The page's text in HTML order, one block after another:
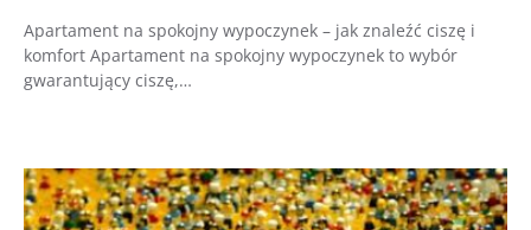
Apartament na spokojny wypoczynek – jak znaleźć ciszę i
komfort Apartament na spokojny wypoczynek to wybór
gwarantujący ciszę,…